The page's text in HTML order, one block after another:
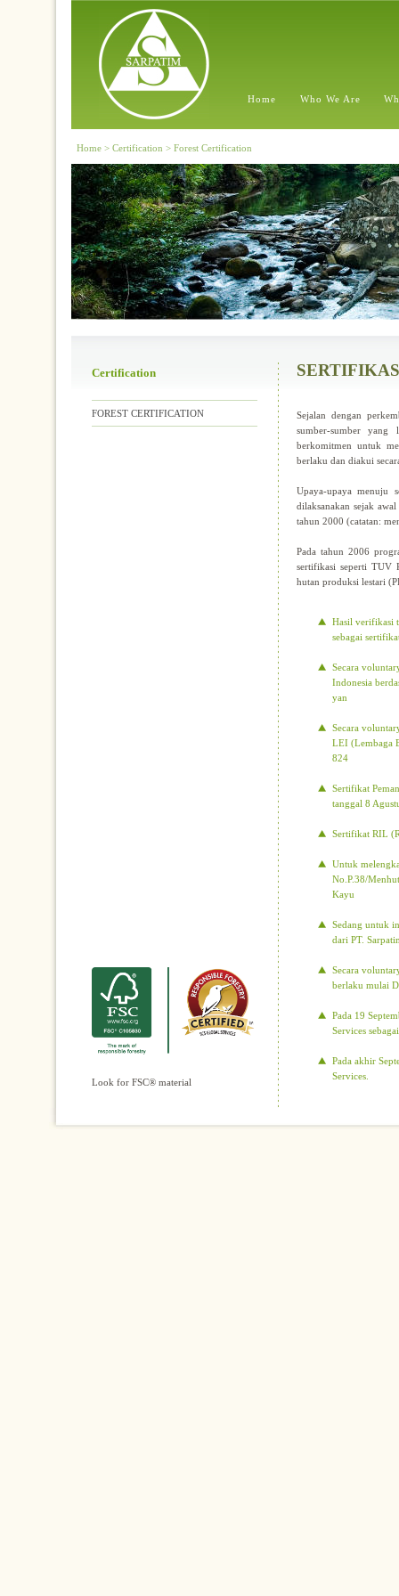
Home Who We Are
Home > Certification > Forest Certification
Certification
FOREST CERTIFICATION
Look for FSC® material
Sejalan dengan
sumber-sumber
berkomitmen untuk
berlaku dan diakui
Upaya-upaya menuju
dilaksanakan sejak
tahun 2000 (catatan:
Pada tahun 2006
sertifikasi seperti TUV
hutan produksi lestari
Hasil verifikasi
sebagai
Secara
Indonesia
yan
Secara
LEI (Lembaga
824
Sertifikat
tanggal 8
Sertifikat RIL
Untuk
No.P.38/
Kayu
Sedang untuk
dari PT.
Secara
berlaku mulai
Pada 19
Services
Pada akhir
Services.